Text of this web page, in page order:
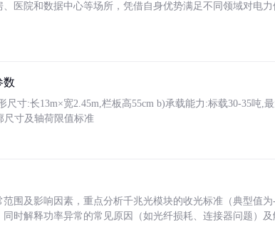
医院和数据中心等场所，凭借自身优势满足不同领域对电力
数
尺寸:长13m×宽2.45m,栏板高55cm b)承载能力:标载30-35吨,
尺寸及轴荷限值标准
围及影响因素，重点分析千兆光模块的收光标准（典型值为
时解释功率异常的常见原因（如光纤损耗、连接器问题）